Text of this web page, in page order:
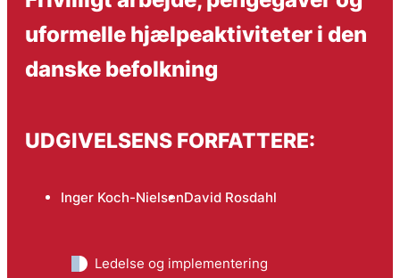
uformelle hjælpeaktiviteter i den
danske befolkning
UDGIVELSENS FORFATTERE:
Inger Koch-NielsenDavid Rosdahl
Ledelse og implementering